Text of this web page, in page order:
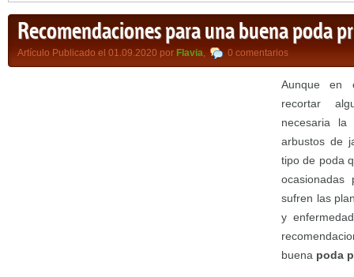
Recomendaciones para una buena poda
Artículo Publicado el 01.09.2020 por Flavia, 0 comentarios
Aunque en
recortar
necesaria la
arbustos de
tipo de poda
sufren las
y
buena poda